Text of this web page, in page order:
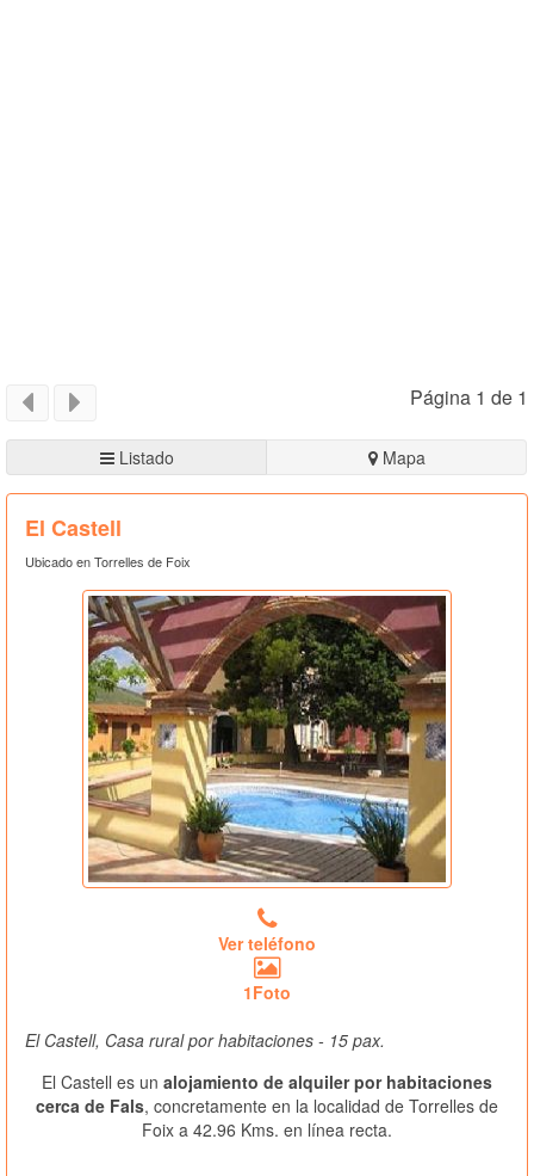
Página 1 de 1
Listado Mapa
El Castell
Ubicado en Torrelles de Foix
Ver teléfono
1Foto
El Castell, Casa rural por habitaciones - 15 pax.
El Castell es un alojamiento de alquiler por habitaciones
cerca de Fals, concretamente en la localidad de Torrelles de
Foix a 42.96 Kms. en línea recta.